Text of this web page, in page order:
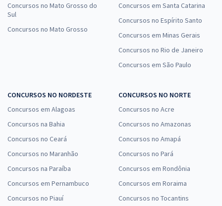
Concursos no Mato Grosso do
Sul
Concursos no Mato Grosso
Concursos em Santa Catarina
Concursos no Espírito Santo
Concursos em Minas Gerais
Concursos no Rio de Janeiro
Concursos em São Paulo
CONCURSOS NO NORDESTE
Concursos em Alagoas
Concursos na Bahia
Concursos no Ceará
Concursos no Maranhão
Concursos na Paraíba
Concursos em Pernambuco
Concursos no Piauí
CONCURSOS NO NORTE
Concursos no Acre
Concursos no Amazonas
Concursos no Amapá
Concursos no Pará
Concursos em Rondônia
Concursos em Roraima
Concursos no Tocantins